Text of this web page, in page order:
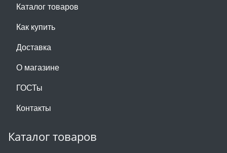
Каталог товаров
Как купить
Доставка
О магазине
ГОСТы
Контакты
Каталог товаров